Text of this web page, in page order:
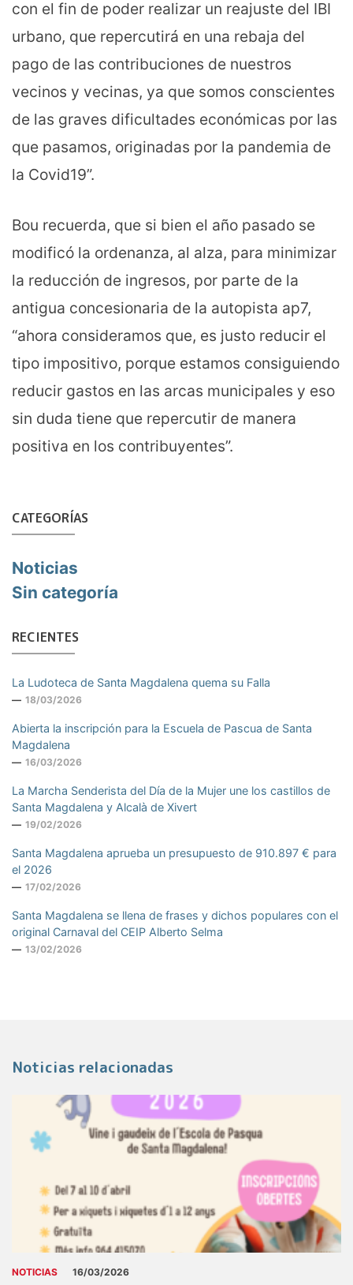
con el fin de poder realizar un reajuste del IBI
urbano, que repercutirá en una rebaja del
pago de las contribuciones de nuestros
vecinos y vecinas, ya que somos conscientes
de las graves dificultades económicas por las
que pasamos, originadas por la pandemia de
la Covid19”.
Bou recuerda, que si bien el año pasado se
modificó la ordenanza, al alza, para minimizar
la reducción de ingresos, por parte de la
antigua concesionaria de la autopista ap7,
“ahora consideramos que, es justo reducir el
tipo impositivo, porque estamos consiguiendo
reducir gastos en las arcas municipales y eso
sin duda tiene que repercutir de manera
positiva en los contribuyentes”.
CATEGORÍAS
Noticias
Sin categoría
RECIENTES
La Ludoteca de Santa Magdalena quema su Falla
18/03/2026
Abierta la inscripción para la Escuela de Pascua de Santa
Magdalena
16/03/2026
La Marcha Senderista del Día de la Mujer une los castillos de
Santa Magdalena y Alcalà de Xivert
19/02/2026
Santa Magdalena aprueba un presupuesto de 910.897 € para
el 2026
17/02/2026
Santa Magdalena se llena de frases y dichos populares con el
original Carnaval del CEIP Alberto Selma
13/02/2026
Noticias relacionadas
NOTICIAS 16/03/2026